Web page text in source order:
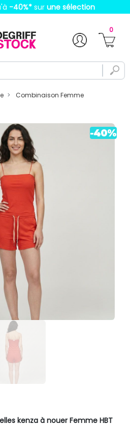
-40%* sur une sélection
0
Combinaison Femme
kenza à nouer Femme HBT